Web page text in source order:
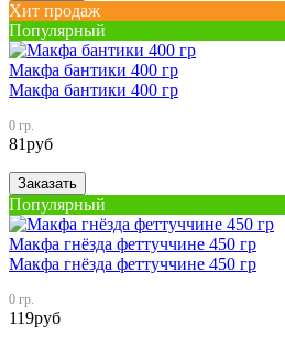
Хит продаж
Популярный
Макфа бантики 400 гр
Макфа бантики 400 гр
0 гр.
81руб
Заказать
Популярный
Макфа гнёзда феттуччине 450 гр
Макфа гнёзда феттуччине 450 гр
0 гр.
119руб